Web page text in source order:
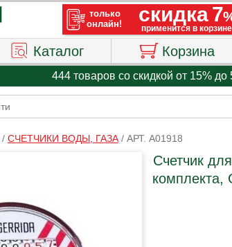
Каталог Корзина
444 товаров со скидкой от 15% до
/ СЧЕТЧИКИ ВОДЫ, ГАЗА/ АРТ. A01918
Счетчик
комплекта,